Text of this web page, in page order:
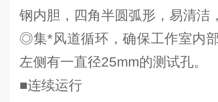
钢内胆，四角半圆弧形，易清洁
◎集*风道循环，确保工作室内
左侧有一直径25mm的测试孔。
■连续运行